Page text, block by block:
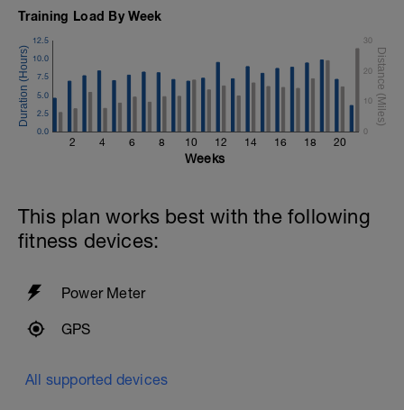
Training Load By Week
2 4 6 8 10 12 14 16 18 20
0.0
2.5
5.0
7.5
10.0
12.5
0
10
20
30
Weeks
This plan works best with the following
fitness devices:
Power Meter
GPS
All supported devices